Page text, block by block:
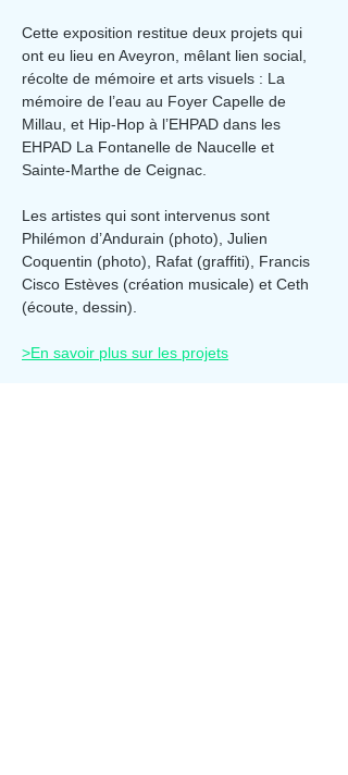
Cette exposition restitue deux projets qui
ont eu lieu en Aveyron, mêlant lien social,
récolte de mémoire et arts visuels : La
mémoire de l’eau au Foyer Capelle de
Millau, et Hip-Hop à l’EHPAD dans les
EHPAD La Fontanelle de Naucelle et
Sainte-Marthe de Ceignac.
Les artistes qui sont intervenus sont
Philémon d’Andurain (photo), Julien
Coquentin (photo), Rafat (graffiti), Francis
Cisco Estèves (création musicale) et Ceth
(écoute, dessin).
>En savoir plus sur les projets